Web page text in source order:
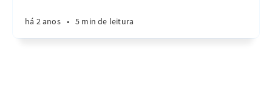
há 2 anos • 5 min de leitura